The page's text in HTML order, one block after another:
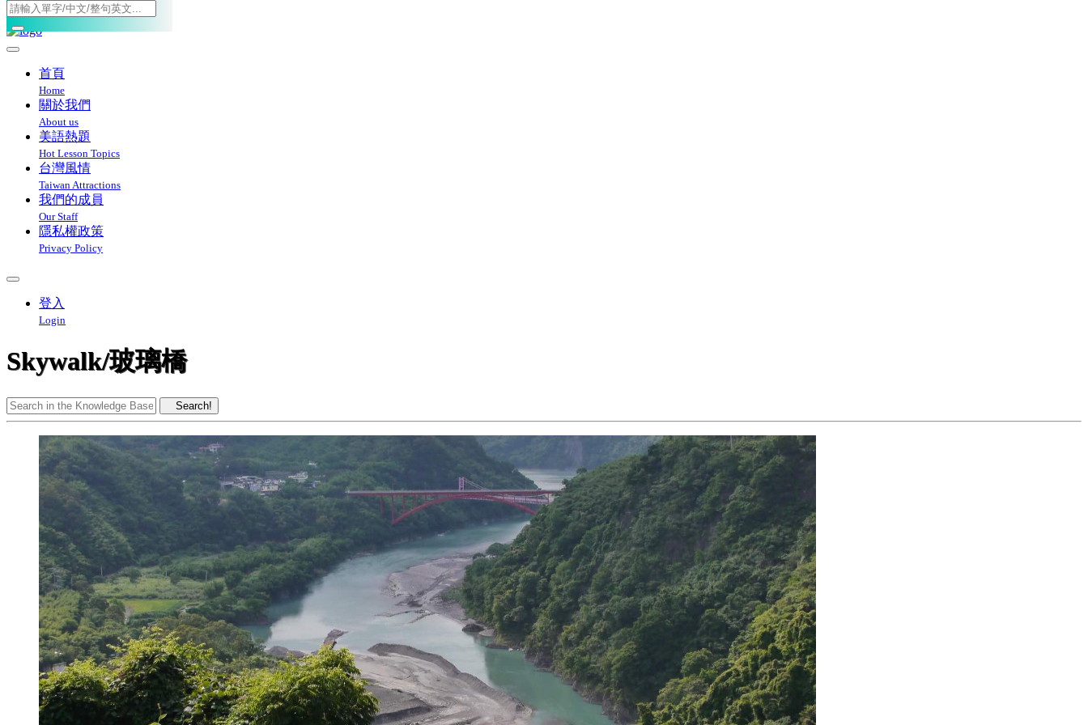
Toggle navigation
首頁
Home
關於我們
About us
美語熱題
Hot Lesson Topics
台灣風情
Taiwan Attractions
我們的成員
Our Staff
隱私權政策
Privacy Policy
登入
Login
Skywalk/玻璃橋
Search!